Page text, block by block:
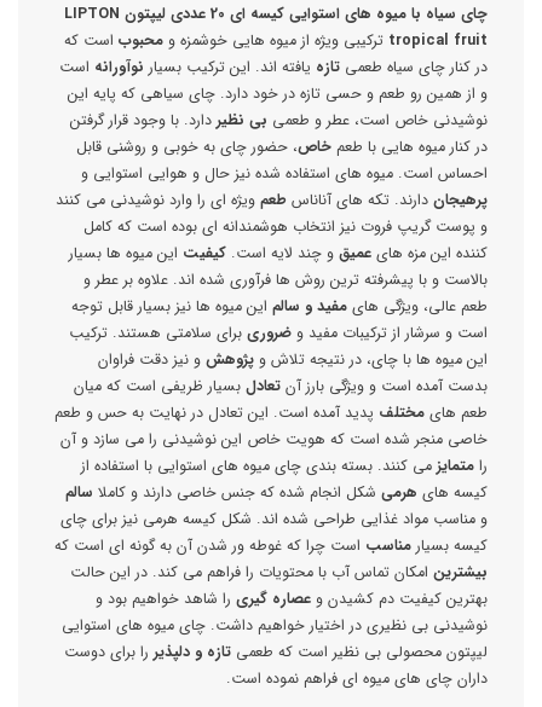
چای سیاه با میوه های استوایی کیسه ای 20 عددی لیپتون LIPTON
tropical fruit ترکیبی ویژه از میوه هایی خوشمزه و محبوب است که
در کنار چای سیاه طعمی تازه یافته اند. این ترکیب بسیار نوآورانه است
و از همین رو طعم و حسی تازه در خود دارد. چای سیاهی که پایه این
نوشیدنی خاص است، عطر و طعمی بی نظیر دارد. با وجود قرار گرفتن
در کنار میوه هایی با طعم خاص، حضور چای به خوبی و روشنی قابل
احساس است. میوه های استفاده شده نیز حال و هوایی استوایی و
پرهیجان دارند. تکه های آناناس طعم ویژه ای را وارد نوشیدنی می کنند
و پوست گریپ فروت نیز انتخاب هوشمندانه ای بوده است که کامل
کننده این مزه های عمیق و چند لایه است. کیفیت این میوه ها بسیار
بالاست و با پیشرفته ترین روش ها فرآوری شده اند. علاوه بر عطر و
طعم عالی، ویژگی های مفید و سالم این میوه ها نیز بسیار قابل توجه
است و سرشار از ترکیبات مفید و ضروری برای سلامتی هستند. ترکیب
این میوه ها با چای، در نتیجه تلاش و پژوهش و نیز دقت فراوان
بدست آمده است و ویژگی بارز آن تعادل بسیار ظریفی است که میان
طعم های مختلف پدید آمده است. این تعادل در نهایت به حس و طعم
خاصی منجر شده است که هویت خاص این نوشیدنی را می سازد و آن
را متمایز می کنند. بسته بندی چای میوه های استوایی با استفاده از
کیسه های هرمی شکل انجام شده که جنس خاصی دارند و کاملا سالم
و مناسب مواد غذایی طراحی شده اند. شکل کیسه هرمی نیز برای چای
کیسه بسیار مناسب است چرا که غوطه ور شدن آن به گونه ای است که
بیشترین امکان تماس آب با محتویات را فراهم می کند. در این حالت
بهترین کیفیت دم کشیدن و عصاره گیری را شاهد خواهیم بود و
نوشیدنی بی نظیری در اختیار خواهیم داشت. چای میوه های استوایی
لیپتون محصولی بی نظیر است که طعمی تازه و دلپذیر را برای دوست
داران چای های میوه ای فراهم نموده است.